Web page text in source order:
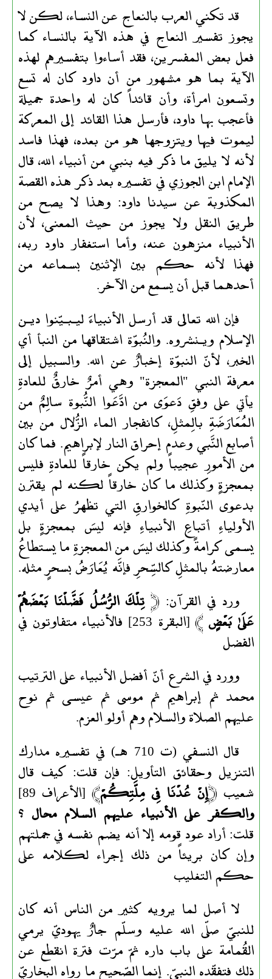
قد تكني العرب بالنعاج عن النساء، لكن لا
يجوز تفسير النعاج في هذه الآية بالنساء كما
فعل بعض المفسرين، فقد أساءوا بتفسيرهم لهذه
الآية بما هو مشهور من أن داود كان له تسع
وتسعون امرأة، وأن قائداً كان له واحدة جميلة
فأعجب بها داود، فأرسل هذا القائد إلى المعركة
ليموت فيها ويتزوجها هو من بعده، فهذا فاسد
لأنه لا يليق ما ذكر فيه بنبي من أنبياء الله، قال
الإمام ابن الجوزي في تفسيره بعد ذكر هذه القصة
المكذوبة عن سيدنا داود: وهذا لا يصح من
طريق النقل ولا يجوز من حيث المعنى، لأن
الأنبياء منزهون عنه، وأما استغفار داود ربه،
فهذا لأنه حكم بين الإثنين بسماعه من
أحدهما قبل أن يسمع من الآخر.
فإن الله تعالى قد أرسل الأنبياءَ ليـبـيّنوا ديـن
الإسلام ويـنشروه. والنُبوّة اشتقاقها من النبأ أي
الخبر، لأنّ النبوّة إخبارٌ عن الله. والسبيل إلى
معرفة النبي "المعجزة" وهي أمرٌ خارقٌ للعادةِ
يأتي على وفقِ دَعوَى من ادَّعَوا النُّبوة سالِمٌ من
المُعَارَضَةِ بالِمثلِ، كانفجار الماء الزُّلال من بين
أصابع النَّبي وعدم إحراق النار لإبراهيم. فما كان
من الأمورِ عجيباً ولم يكن خارقاً للعادةِ فليس
بمعجزةٍ وكذلك ما كان خارقاً لكنه لم يقترن
بدعوى النّبوةِ كالخوارقِ التي تظهرُ على أيدي
الأولياءِ أتباعِ الأنبياءِ فإنه ليسَ بمعجزةٍ بل
يسمى كرامةً وكذلك ليسَ من المعجزةِ ما يستطاعُ
معارضتهُ بالمثلِ كالسِّحرِ فإنَّه يُعَارَضُ بسحرٍ مثله.
ورد في القرآن: ﴿تِلْكَ الرُّ‌سُلُ فَضَّلْنَا بَعْضَهُمْ
عَلَىٰ بَعْضٍ ﴾ [البقرة 253] فالأنبياء متفاوتون في
الفضل
وورد في الشرع أنّ أفضل الأنبياء على الترتيب
محمد ثم إبراهيم ثم موسى ثم عيسى ثم نوح
عليهم الصلاة والسلام وهم أولو العزم.
قال النسفي (ت 710 هـ) في تفسيره مدارك
التنزيل وحقائق التأويل: فإن قلت: كيف قال
شعيب ﴿إِنْ عُدْنَا فِى مِلَّتِكُمْ﴾ [الأعراف 89]
والكفر على الأنبياء عليهم السلام محال؟
قلت: أراد عود قومه إلا أنه يضم نفسه في جملتهم
وإن كان بريئاً من ذلك إجراء لكلامه على
حكم التغليب
لا أصل لما يرويه كثير من الناس أنه كان
للنبيّ صلّى الله عليه وسلّم جارٌ يهوديّ يرمي
القُمامة على باب داره ثمّ مرّت فترة انقطع عن
ذلك فتفقّده النبيّ. إنما الصّحيح ما رواه البخاريّ